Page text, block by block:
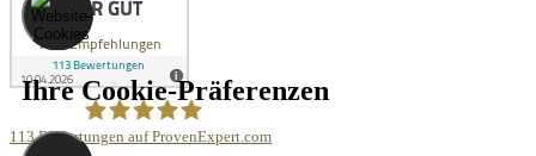
113Bewertungen auf ProvenExpert.com
Ihre Cookie-Präferenzen